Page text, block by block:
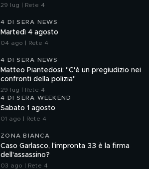
29 lug | Rete 4
4 DI SERA NEWS
Martedì 4 agosto
04 ago | Rete 4
4 DI SERA NEWS
Matteo Piantedosi: "C'è un pregiudizio nei
confronti della polizia"
29 lug | Rete 4
4 DI SERA WEEKEND
Sabato 1 agosto
01 ago | Rete 4
ZONA BIANCA
Caso Garlasco, l'impronta 33 è la firma
dell'assassino?
03 ago | Rete 4